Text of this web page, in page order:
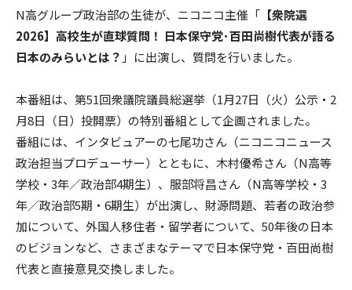
N高グループ政治部の生徒が、ニコニコ主催「 【衆院選
2026】高校生が直球質問！ 日本保守党･百田尚樹代表が語る
日本のみらいとは？ 」に出演し、質問を行いました。
本番組は、第51回衆議院議員総選挙（1月27日（火）公示・2
月8日（日）投開票）の特別番組として企画されました。
番組には、インタビュアーの七尾功さん（ニコニコニュース
政治担当プロデューサー）とともに、木村優希さん（N高等
学校・3年／政治部4期生）、服部将昌さん（N高等学校・3
年／政治部5期・6期生）が出演し、財源問題、若者の政治参
加について、外国人移住者・留学者について、50年後の日本
のビジョンなど、さまざまなテーマで日本保守党・百田尚樹
代表と直接意見交換しました。